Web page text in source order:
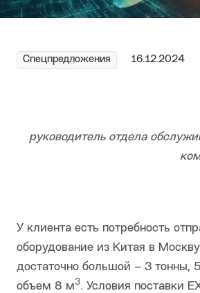
Спецпредложения 16.12.2024
руководитель отдела
У клиента есть потребность
оборудование из Китая в
достаточно большой – 3 тонны,
объем 8 м3. Условия поставки